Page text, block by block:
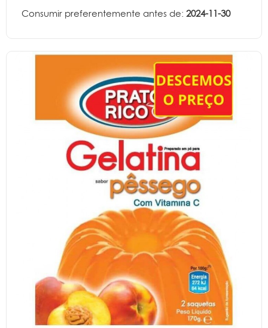
Consumir preferentemente antes de: 2024-11-30